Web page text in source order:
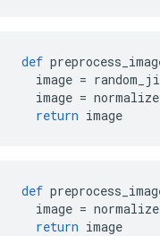
def
image =
image = normalize
return image
def
image = normalize
return image